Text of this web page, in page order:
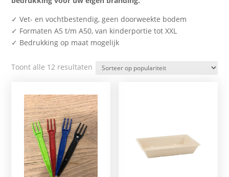
✓ Vet- en vochtbestendig, geen doorweekte bodem
✓ Formaten A5 t/m A50, van kinderportie tot XXL
✓ Bedrukking op maat mogelijk
Toont alle 12 resultaten Gesorteerd